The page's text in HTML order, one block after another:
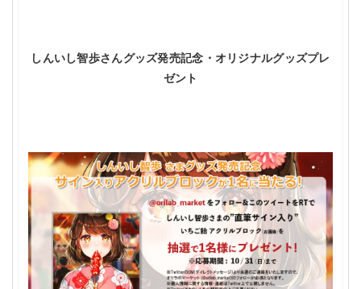
しんいし智歩さんグッズ発売記念・オリジナルグッズプレ
ゼント